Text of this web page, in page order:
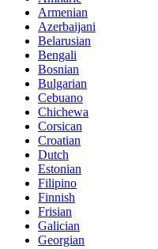
Armenian
Azerbaijani
Belarusian
Bengali
Bosnian
Bulgarian
Cebuano
Chichewa
Corsican
Croatian
Dutch
Estonian
Filipino
Finnish
Frisian
Galician
Georgian